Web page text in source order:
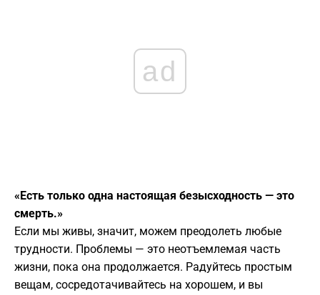
ad
«Есть только одна настоящая безысходность — это
смерть.»
Если мы живы, значит, можем преодолеть любые
трудности. Проблемы — это неотъемлемая часть
жизни, пока она продолжается. Радуйтесь простым
вещам, сосредотачивайтесь на хорошем, и вы